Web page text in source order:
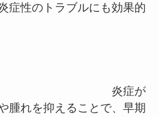
症性のトラブルにも効果的
。
が
腫れを抑えることで、早期